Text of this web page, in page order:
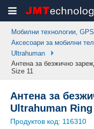
Мобилни технологии, GPS
Аксесоари за мобилни
Ultrahuman
Антена за безжично
Size 11
Антена за
Ultrahuman
Продуктов код: 116310